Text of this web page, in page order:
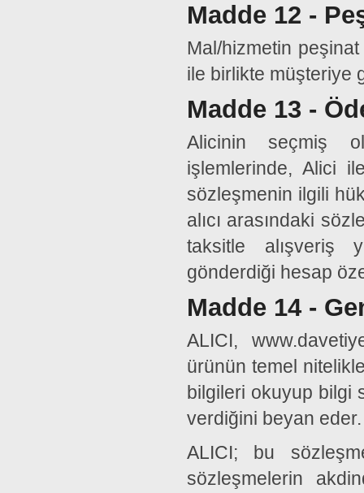
Madde 12 -
Mal/hizmetin
ile birlikte müşteriye
Madde 13 -
Alicinin seçmiş
işlemlerinde, Alici
sözleşmenin ilgili
alıcı arasındaki
taksitle alışveriş
gönderdiği hesap
Madde 14 -
ALICI,
ürünün temel
bilgileri okuyup bilgi
verdiğini beyan eder.
ALICI; bu
sözleşmelerin